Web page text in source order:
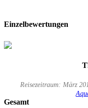
Einzelbewertungen
Reisezeitraum: März
Gesamt